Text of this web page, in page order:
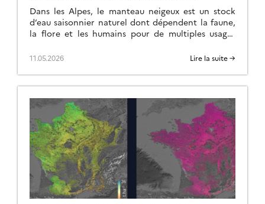
Dans les Alpes, le manteau neigeux est un stock
d’eau saisonnier naturel dont dépendent la faune,
la flore et les humains pour de multiples usages
ACLIMO financé par le programme européen
mettre en oeuvre un outil d’estimation de
l’équivalent […]
11.05.2026 Lire la suite →